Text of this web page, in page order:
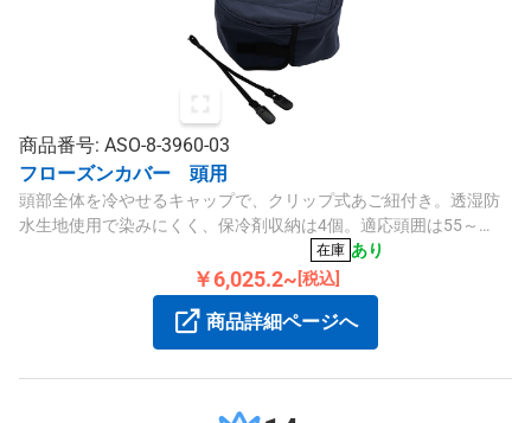
商品番号: ASO-8-3960-03
フローズンカバー 頭用
頭部全体を冷やせるキャップで、クリップ式あご紐付き。透湿防
水生地使用で染みにくく、保冷剤収納は4個。適応頭囲は55～
在庫 あり
￥6,025.2~ [税込]
商品詳細ページへ